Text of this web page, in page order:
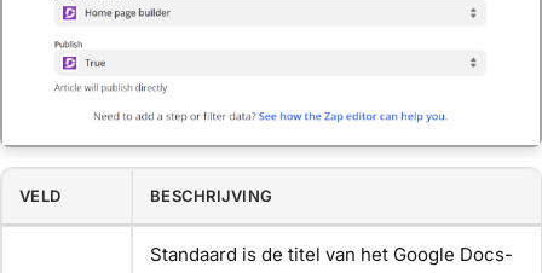
VELD BESCHRIJVING
Standaard is de titel van het Google Docs-